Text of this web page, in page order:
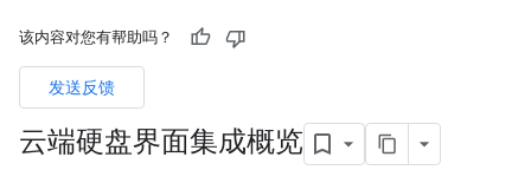
该内容对您有帮助吗？
发送反馈
云端硬盘界面集成概览